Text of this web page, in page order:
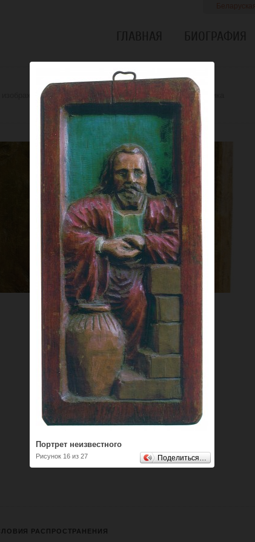
Беларуская
изображения других людей и наследие Дроздовича-резчика
РАСПРОСТРАНЕНИЯ
Портрет неизвестного
Рисунок 16 из 27 Поделиться…